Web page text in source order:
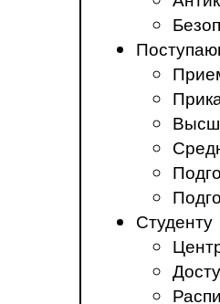
Студенту